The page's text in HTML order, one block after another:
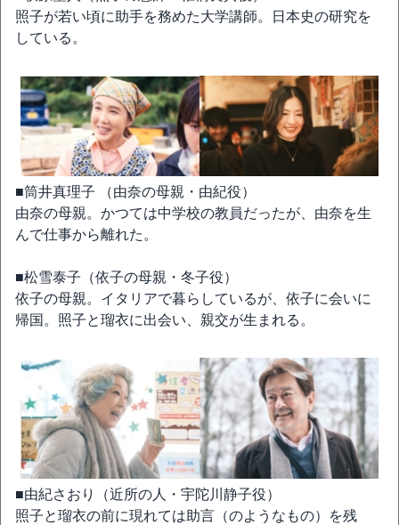
照子が若い頃に助手を務めた大学講師。日本史の研究を
している。
■筒井真理子 （由奈の母親・由紀役）
由奈の母親。かつては中学校の教員だったが、由奈を生
んで仕事から離れた。
■松雪泰子（依子の母親・冬子役）
依子の母親。イタリアで暮らしているが、依子に会いに
帰国。照子と瑠衣に出会い、親交が生まれる。
■由紀さおり（近所の人・宇陀川静子役）
照子と瑠衣の前に現れては助言（のようなもの）を残